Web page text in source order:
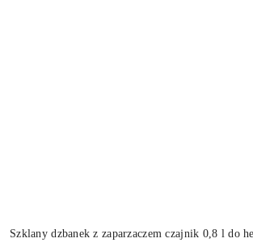
Szklany dzbanek z zaparzaczem czajnik 0,8 l do